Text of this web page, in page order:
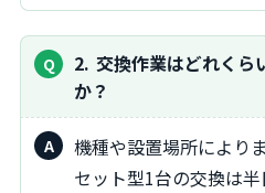
2 交換作業はどれくら
か？
機種や設置場所によりますが、一般的な天井カ
セット型1台の交換は